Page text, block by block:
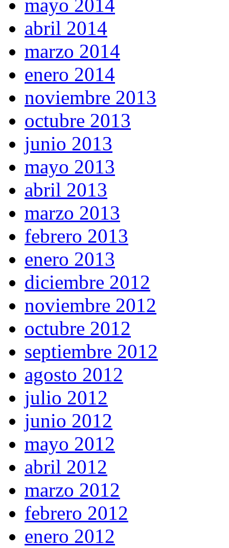
mayo 2014
abril 2014
marzo 2014
enero 2014
noviembre 2013
octubre 2013
junio 2013
mayo 2013
abril 2013
marzo 2013
febrero 2013
enero 2013
diciembre 2012
noviembre 2012
octubre 2012
septiembre 2012
agosto 2012
julio 2012
junio 2012
mayo 2012
abril 2012
marzo 2012
febrero 2012
enero 2012